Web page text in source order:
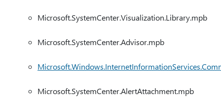
Microsoft.SystemCenter.Visualization.Library.mpb
Microsoft.SystemCenter.Advisor.mpb
Microsoft.SystemCenter.AlertAttachment.mpb